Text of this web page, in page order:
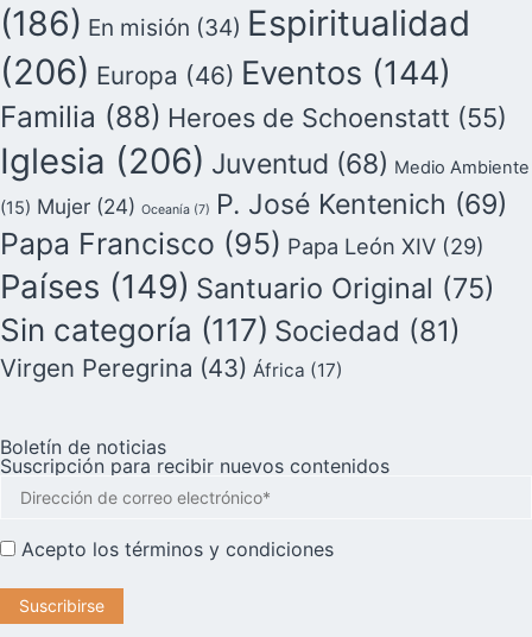
(186) En misión (34) Espiritualidad
(206) Europa (46) Eventos (144)
Familia (88) Heroes de Schoenstatt (55)
Iglesia (206) Juventud (68) Medio Ambiente
(15) Mujer (24) Oceanía (7) P. José Kentenich (69)
Papa Francisco (95) Papa León XIV (29)
Países (149) Santuario Original (75)
Sin categoría (117) Sociedad (81)
Virgen Peregrina (43) África (17)
Boletín de noticias
Suscripción para recibir nuevos contenidos
Acepto los términos y condiciones